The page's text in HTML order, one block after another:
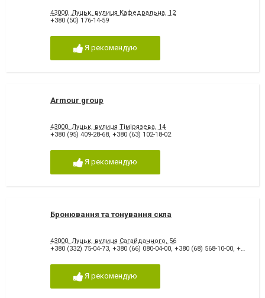
43000, Луцьк, вулиця Кафедральна, 12
+380 (50) 176-14-59
Я рекомендую
Armour group
43000, Луцьк, вулиця Тімірязева, 14
+380 (95) 409-28-68, +380 (63) 102-18-02
Я рекомендую
Бронювання та тонування скла
43000, Луцьк, вулиця Сагайдачного, 56
+380 (332) 75-04-73, +380 (66) 080-04-00, +380 (68) 568-10-00, +380 (50) 673-04-21
Я рекомендую